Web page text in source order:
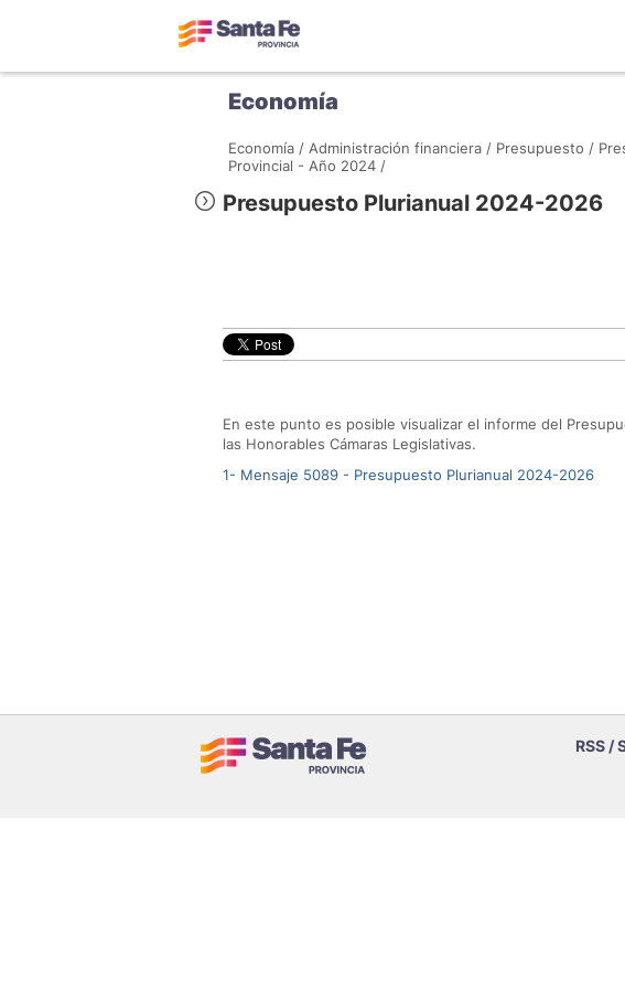
Economía
Economía / Administración financiera / Presupuesto /
Provincial - Año 2024 /
Presupuesto Plurianual 2024-2026
En este punto es posible visualizar el informe del
las Honorables Cámaras Legislativas.
1- Mensaje 5089 - Presupuesto Plurianual 2024-2026
RSS /